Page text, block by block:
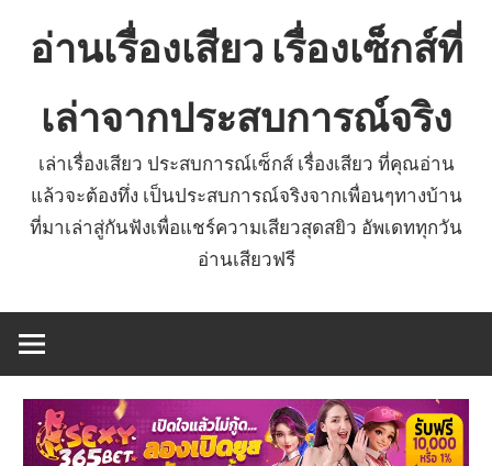
อ่านเรื่องเสียว เรื่องเซ็กส์ที่
เล่าจากประสบการณ์จริง
เล่าเรื่องเสียว ประสบการณ์เซ็กส์ เรื่องเสียว ที่คุณอ่าน
แล้วจะต้องทึ่ง เป็นประสบการณ์จริงจากเพื่อนๆทางบ้าน
ที่มาเล่าสู่กันฟังเพื่อแชร์ความเสียวสุดสยิว อัพเดททุกวัน
อ่านเสียวฟรี